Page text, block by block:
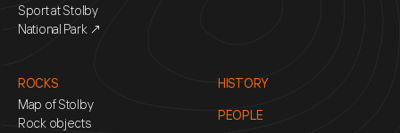
Sport at Stolby
National Park ↗
ROCKS
Map of Stolby
Rock objects
HISTORY
PEOPLE